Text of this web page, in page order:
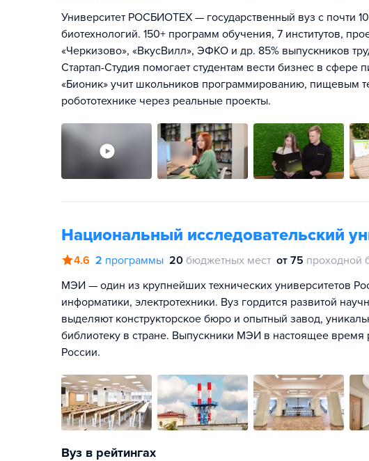
Университет РОСБИОТЕХ — государственный вуз с почти
биотехнологий. 150+ программ обучения, 7 институтов,
«Черкизово», «ВкусВилл», ЭФКО и др. 85% выпускников
Стартап-Студия помогает студентам вести бизнес в сфере
«Бионик» учит школьников программированию, пищевым
робототехнике через реальные проекты.
Национальный исследовательский
4.6 2 программы 20 бюджетных мест от 75 проходной
МЭИ — один из крупнейших технических университетов
информатики, электротехники. Вуз гордится развитой
выделяют конструкторское бюро и опытный завод,
библиотеку в стране. Выпускники МЭИ в настоящее
России.
Вуз в рейтингах